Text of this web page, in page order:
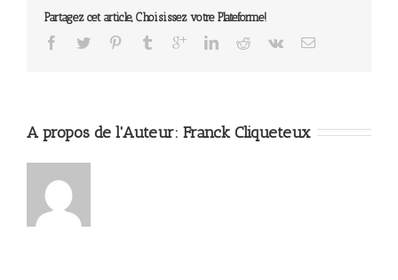
Partagez cet article, Choisissez votre Plateforme!
A propos de l'Auteur: Franck Cliqueteux